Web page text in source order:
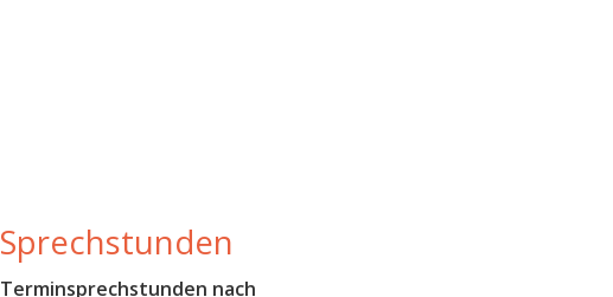
Sprechstunden
Terminsprechstunden nach